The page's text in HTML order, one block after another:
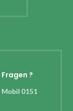
?
Mobil 0151